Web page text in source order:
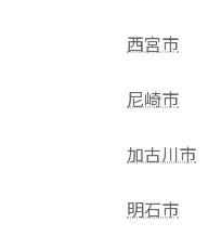
西宮市
尼崎市
加古川市
明石市